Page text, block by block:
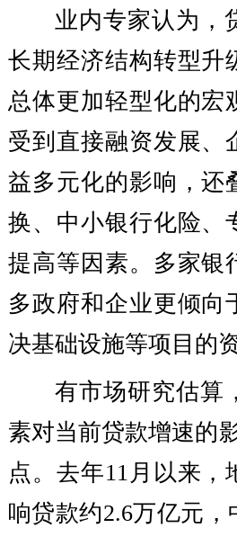
业内专家认为，
长期经济结构转型升
总体更加轻型化的宏
受到直接融资发展、
益多元化的影响，还
换、中小银行化险、
提高等因素。多家银
多政府和企业更倾向
决基础设施等项目的
有市场研究估算
素对当前贷款增速的
点。去年11月以来，
响贷款约2.6万亿元